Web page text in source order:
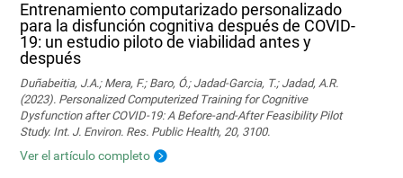
Entrenamiento computarizado personalizado
para la disfunción cognitiva después de COVID-
19: un estudio piloto de viabilidad antes y
después
Duñabeitia, J.A.; Mera, F.; Baro, Ó.; Jadad-Garcia, T.; Jadad, A.R.
(2023). Personalized Computerized Training for Cognitive
Dysfunction after COVID-19: A Before-and-After Feasibility Pilot
Study. Int. J. Environ. Res. Public Health, 20, 3100.
Ver el artículo completo